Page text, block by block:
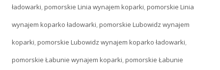
ładowarki,pomorskie Linia wynajem koparki,pomorskie Linia
wynajem koparko ładowarki,pomorskie Lubowidz wynajem
koparki,pomorskie Lubowidz wynajem koparko ładowarki,
pomorskie Łabunie wynajem koparki,pomorskie Łabunie